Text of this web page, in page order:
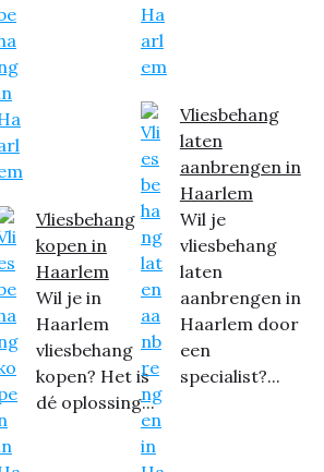
Vliesbehang
kopen in
Haarlem
Wil je in
Haarlem
vliesbehang
kopen? Het is
dé oplossing...
Vliesbehang
laten
aanbrengen in
Haarlem
Wil je
vliesbehang
laten
aanbrengen in
Haarlem door
een
specialist?...